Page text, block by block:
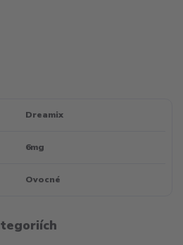
Dreamix
6mg
Ovocné